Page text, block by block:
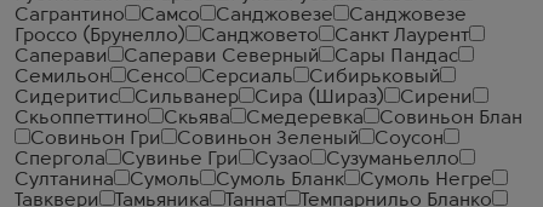
Сагрантино
Самсо Санджовезе
Санджовезе
Гроссо (Брунелло)
Санджовето
Санкт Лаурент
Саперави
Саперави Северный
Сары Пандас
Семильон
Сенсо Серсиаль
Сибирьковый
Сидеритис
Сильванер Сира (Шираз)
Сирени
Скьоппеттино
Скьява Смедеревка
Совиньон Блан
Совиньон Гри
Совиньон Зеленый
Соусон
Спергола
Сувинье Гри Сузао
Сузуманьелло
Султанина
Сумоль Сумоль Бланк
Сумоль Негре
Тавквери
Тамьяника Таннат
Темпарнильо Бланко